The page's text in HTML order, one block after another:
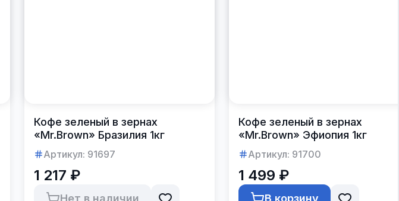
Кофе зеленый в зернах
«Mr.Brown» Бразилия 1кг
Артикул: 91697
1 217 ₽
Нет в наличии
Кофе зеленый в зернах
«Mr.Brown» Эфиопия 1кг
Артикул: 91700
1 499 ₽
В корзину